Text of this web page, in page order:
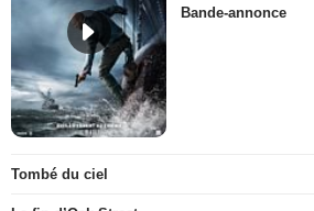
Bande-annonce
Tombé du ciel